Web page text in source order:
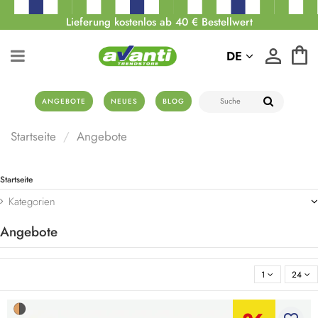
Lieferung kostenlos ab 40 € Bestellwert
ANGEBOTE NEUES BLOG
DE
Startseite Angebote
Angebote
1 24
Startseite
Kategorien